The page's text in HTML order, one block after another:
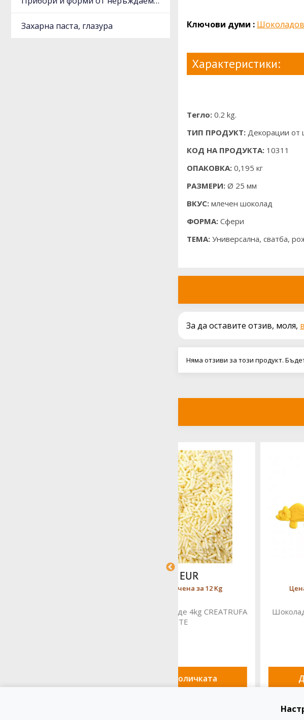
Захарна паста, глазура Ключови думи :
Характеристики:
Тегло: 0.2 kg.
ТИП ПРОДУКТ: Декорации от
КОД НА ПРОДУКТА: 10311
ОПАКОВКА: 0,195 кг
РАЗМЕРИ: Ø 25 мм
ВКУС: млечен шоколад
ФОРМА: Сфери
ТЕМА: Универсална, сватба,
За да оставите отзив, моля,
Няма отзиви за този продукт.
Цената е посочена за 1
Шоколадови декорации
Добави в количката